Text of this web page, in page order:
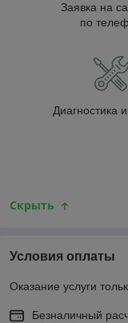
Заявка на
по
Диагностика
Скрыть
Условия оплаты
Оказание услуги
Безналичный